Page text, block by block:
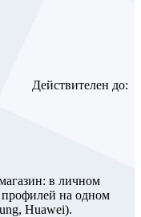
Действителен до:
в личном
на одном
Huawei).